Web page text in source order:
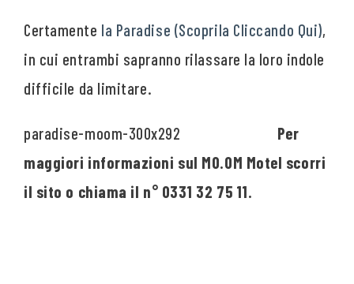
Certamente la Paradise (Scoprila Cliccando Qui),
in cui entrambi sapranno rilassare la loro indole
difficile da limitare.
Per
maggiori informazioni sul MO.OM Motel scorri
il sito o chiama il n° 0331 32 75 11.